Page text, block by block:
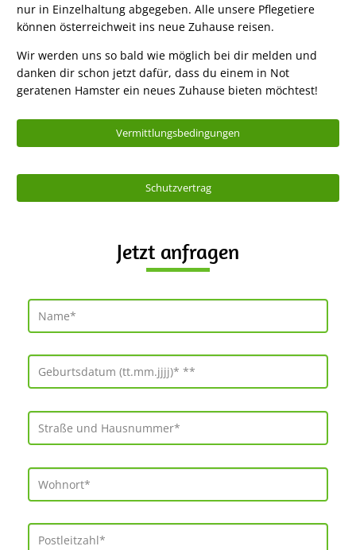
nur in Einzelhaltung abgegeben. Alle unsere Pflegetiere
können österreichweit ins neue Zuhause reisen.
Wir werden uns so bald wie möglich bei dir melden und
danken dir schon jetzt dafür, dass du einem in Not
geratenen Hamster ein neues Zuhause bieten möchtest!
Vermittlungsbedingungen
Schutzvertrag
Jetzt anfragen